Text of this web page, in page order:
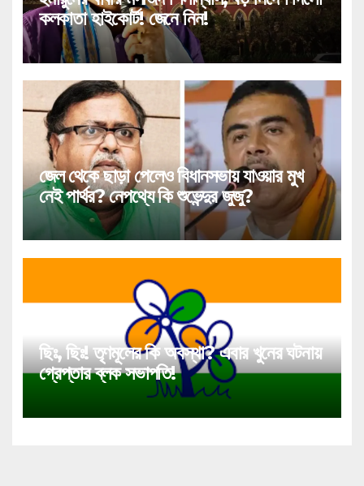
কলকাতা হাইকোর্ট! জেনে নিন!
জেল থেকে ছাড়া পেলেও বিধানসভায় যাওয়ার মুখ
নেই পার্থর? নেপথ্যে কি শুভেন্দুর জুজু?
ছিঃ, ছিঃ! তৃণমূলের কি অবস্থা? এবার খুনের ঘটনায়
গ্রেপ্তার ব্লক সভাপতি!